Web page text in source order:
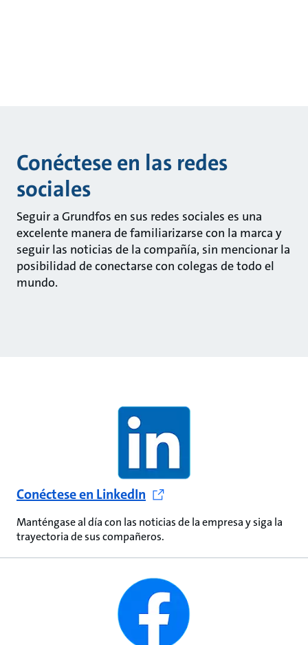
Conéctese en las redes
sociales
Seguir a Grundfos en sus redes sociales es una
excelente manera de familiarizarse con la marca y
seguir las noticias de la compañía, sin mencionar la
posibilidad de conectarse con colegas de todo el
mundo.
Conéctese en LinkedIn
Manténgase al día con las noticias de la empresa y siga la
trayectoria de sus compañeros.